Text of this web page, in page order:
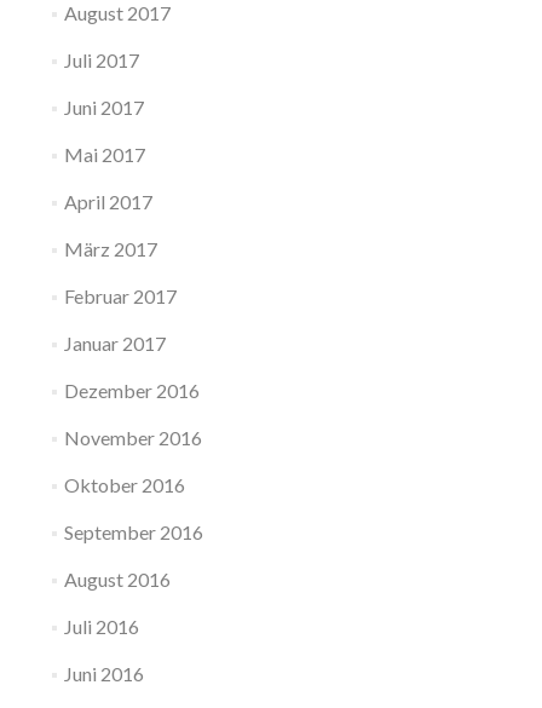
August 2017
Juli 2017
Juni 2017
Mai 2017
April 2017
März 2017
Februar 2017
Januar 2017
Dezember 2016
November 2016
Oktober 2016
September 2016
August 2016
Juli 2016
Juni 2016